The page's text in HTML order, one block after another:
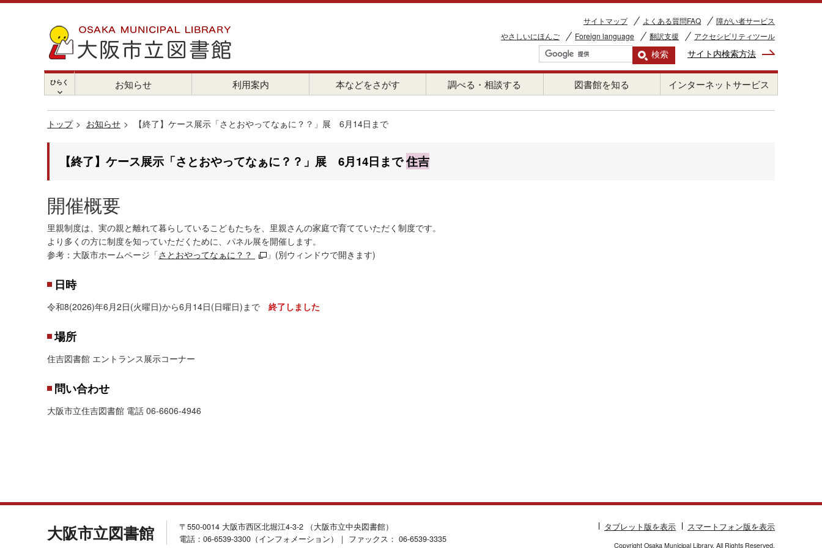
サイトマップ よくある質問FAQ
障がい者サービス
やさしいにほんご
Foreign language 翻訳支援 アクセシビリティツール
サイト内検索方法
ひらく
chevron_right
お知らせ 利用案内 本などをさがす 調べる・相談する 図書館を知る インターネットサービス
トップ お知らせ 【終了】ケース展示「さとおやってなぁに？？」展 6月14日まで
【終了】ケース展示「さとおやってなぁに？？」展 6月14日まで住吉
開催概要
里親制度は、実の親と離れて暮らしているこどもたちを、里親さんの家庭で育てていただく制度です。
より多くの方に制度を知っていただくために、パネル展を開催します。
参考：大阪市ホームページ「さとおやってなぁに？？ 」(別ウィンドウで開きます)
日時
令和8(2026)年6月2日(火曜日)から6月14日(日曜日)まで 終了しました
場所
住吉図書館 エントランス展示コーナー
問い合わせ
大阪市立住吉図書館 電話 06-6606-4946
大阪市立図書館
〒550-0014 大阪市西区北堀江4-3-2 （大阪市立中央図書館）
電話：06-6539-3300（インフォメーション）｜ ファックス： 06-6539-3335
タブレット版を表示 スマートフォン版を表示
Copyright Osaka Municipal Library. All Rights Reserved.